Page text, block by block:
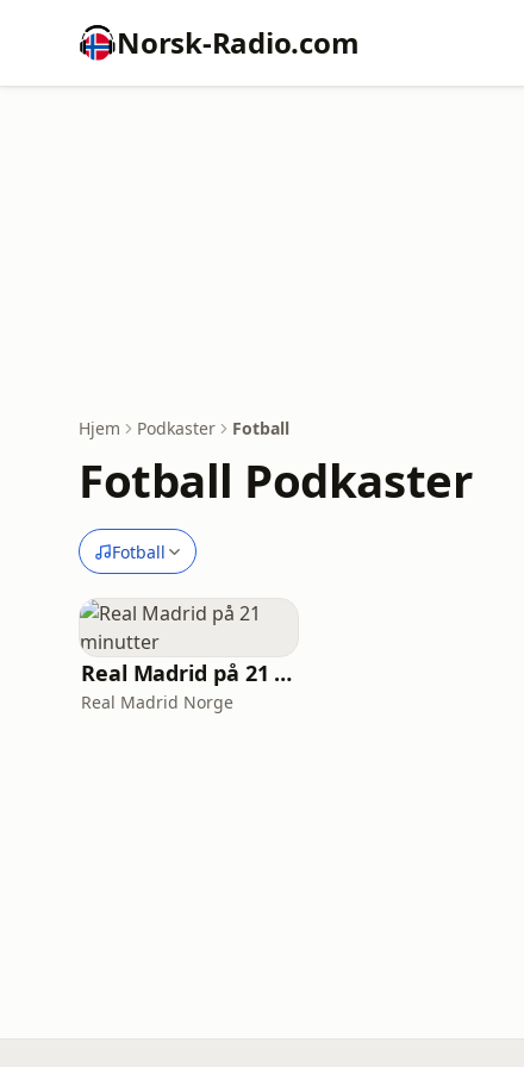
Norsk-Radio.com
Hjem Podkaster Fotball
Fotball Podkaster
Fotball
Real Madrid på 21 minutter
Real Madrid Norge